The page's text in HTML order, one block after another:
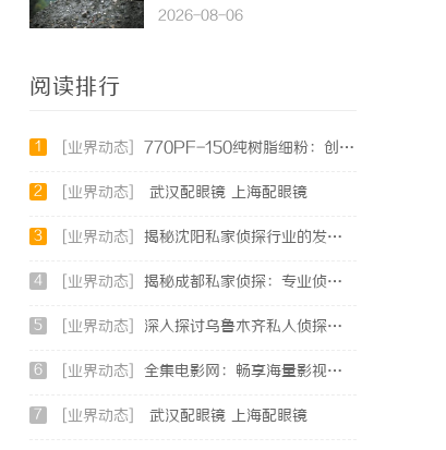
金流”
2026-08-06
阅读排行
1 [业界动态] 770PF-150纯树脂细粉：创新材料的未来
2 [业界动态] 武汉配眼镜 上海配眼镜
3 [业界动态] 揭秘沈阳私家侦探行业的发展与应用：专业侦探服务的全方位解析
4 [业界动态] 揭秘成都私家侦探：专业侦查服务助您解心中疑惑
5 [业界动态] 深入探讨乌鲁木齐私人侦探行业的现状与发展趋势
6 [业界动态] 全集电影网：畅享海量影视资源的最佳选择
7 [业界动态] 武汉配眼镜 上海配眼镜